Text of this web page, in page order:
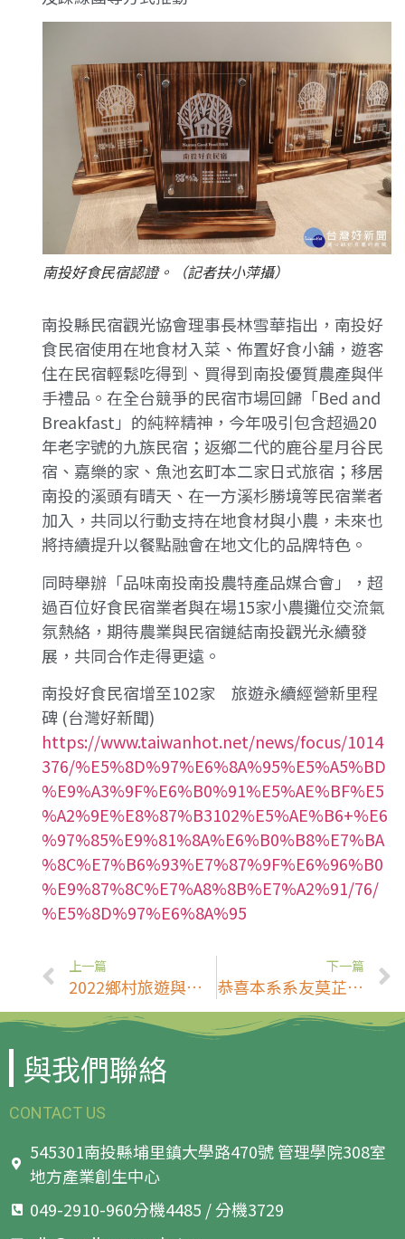
南投好食民宿認證。（記者扶小萍攝）
南投縣民宿觀光協會理事長林雪華指出，南投好
食民宿使用在地食材入菜、佈置好食小舖，遊客
住在民宿輕鬆吃得到、買得到南投優質農產與伴
手禮品。在全台競爭的民宿市場回歸「Bed and
Breakfast」的純粹精神，今年吸引包含超過20
年老字號的九族民宿；返鄉二代的鹿谷星月谷民
宿、嘉樂的家、魚池玄町本二家日式旅宿；移居
南投的溪頭有晴天、在一方溪杉勝境等民宿業者
加入，共同以行動支持在地食材與小農，未來也
將持續提升以餐點融會在地文化的品牌特色。
同時舉辦「品味南投南投農特產品媒合會」，超
過百位好食民宿業者與在場15家小農攤位交流氣
氛熱絡，期待農業與民宿鏈結南投觀光永續發
展，共同合作走得更遠。
南投好食民宿增至102家 旅遊永續經營新里程
碑 (台灣好新聞)
https://www.taiwanhot.net/news/focus/1014
376/%E5%8D%97%E6%8A%95%E5%A5%BD
%E9%A3%9F%E6%B0%91%E5%AE%BF%E5
%A2%9E%E8%87%B3102%E5%AE%B6+%E6
%97%85%E9%81%8A%E6%B0%B8%E7%BA
%8C%E7%B6%93%E7%87%9F%E6%96%B0
%E9%87%8C%E7%A8%8B%E7%A2%91/76/
%E5%8D%97%E6%8A%95
上一篇
2022鄉村旅遊與觀光產業永續發展工作坊
下一篇
恭喜本系系友莫芷晴參與「第三屆崑山盃全國咖啡競賽」咖啡手沖大專組榮獲季軍！
與我們聯絡
CONTACT US
545301南投縣埔里鎮大學路470號 管理學院308室
地方產業創生中心
049-2910-960分機4485 / 分機3729